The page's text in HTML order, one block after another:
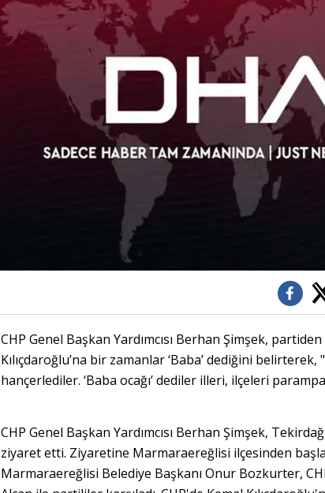
CHP Genel Başkan Yardımcısı Berhan Şimşek,
Kılıçdaroğlu’na bir zamanlar ‘Baba’ dediğini belirterek,
hançerlediler. ‘Baba ocağı’ dediler illeri, ilçeleri
CHP Genel Başkan Yardımcısı Berhan Şimşek,
ziyaret etti. Ziyaretine Marmaraereğlisi ilçesinden
Marmaraereğlisi Belediye Başkanı Onur Bozkurter,